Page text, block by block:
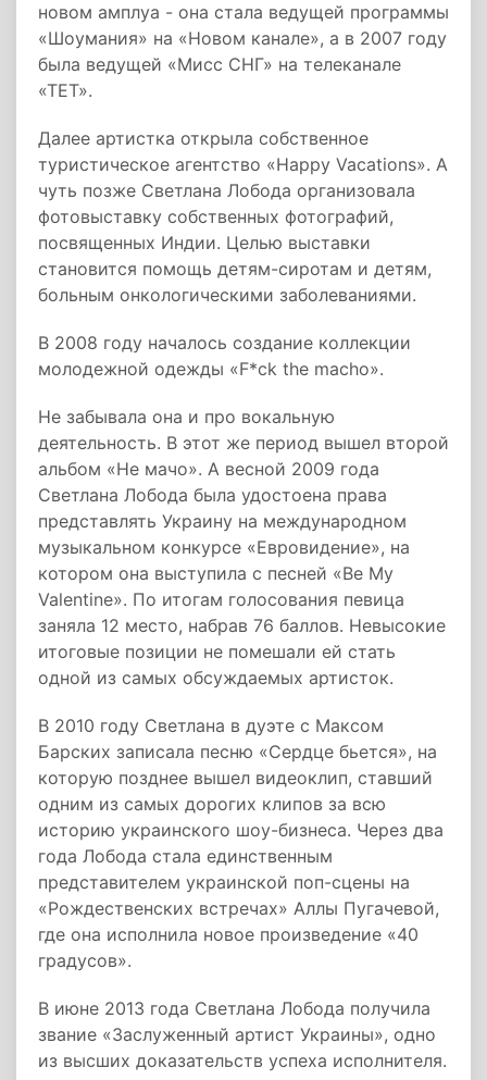
новом амплуа - она стала ведущей программы
«Шоумания» на «Новом канале», а в 2007 году
была ведущей «Мисс СНГ» на телеканале
«ТЕТ».
Далее артистка открыла собственное
туристическое агентство «Happy Vacations». А
чуть позже Светлана Лобода организовала
фотовыставку собственных фотографий,
посвященных Индии. Целью выставки
становится помощь детям-сиротам и детям,
больным онкологическими заболеваниями.
В 2008 году началось создание коллекции
молодежной одежды «F*ck the macho».
Не забывала она и про вокальную
деятельность. В этот же период вышел второй
альбом «Не мачо». А весной 2009 года
Светлана Лобода была удостоена права
представлять Украину на международном
музыкальном конкурсе «Евровидение», на
котором она выступила с песней «Be My
Valentine». По итогам голосования певица
заняла 12 место, набрав 76 баллов. Невысокие
итоговые позиции не помешали ей стать
одной из самых обсуждаемых артисток.
В 2010 году Светлана в дуэте с Максом
Барских записала песню «Сердце бьется», на
которую позднее вышел видеоклип, ставший
одним из самых дорогих клипов за всю
историю украинского шоу-бизнеса. Через два
года Лобода стала единственным
представителем украинской поп-сцены на
«Рождественских встречах» Аллы Пугачевой,
где она исполнила новое произведение «40
градусов».
В июне 2013 года Светлана Лобода получила
звание «Заслуженный артист Украины», одно
из высших доказательств успеха исполнителя.